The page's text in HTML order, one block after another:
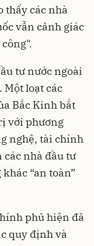
thấy các nhà
vẫn cảnh giác
tư nước ngoài
Một loạt các
Bắc Kinh bắt
với phương
nghệ, tài chính
các nhà đầu tư
“an toàn”
phủ hiện đã
quy định và